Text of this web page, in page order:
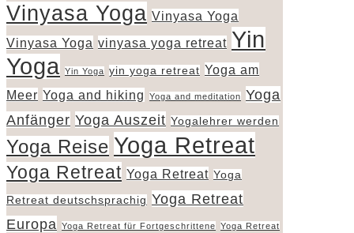
Vinyasa Yoga Vinyasa Yoga
Vinyasa Yoga vinyasa yoga retreat Yin
Yoga Yin Yoga yin yoga retreat Yoga am
Meer Yoga and hiking Yoga and meditation Yoga
Anfänger Yoga Auszeit Yogalehrer werden
Yoga Reise Yoga Retreat
Yoga Retreat Yoga Retreat Yoga
Retreat deutschsprachig Yoga Retreat
Europa
Yoga Retreat für Fortgeschrittene Yoga Retreat